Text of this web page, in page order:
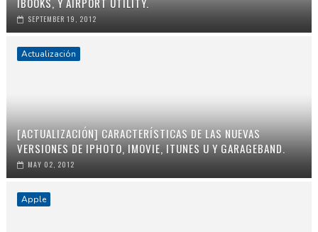
SEPTEMBER 19, 2012
Actualización
[ACTUALIZACIÓN] CARACTERÍSTICAS DE LAS NUEVAS
VERSIONES DE IPHOTO, IMOVIE, ITUNES U Y GARAGEBAND.
MAY 02, 2012
Apple